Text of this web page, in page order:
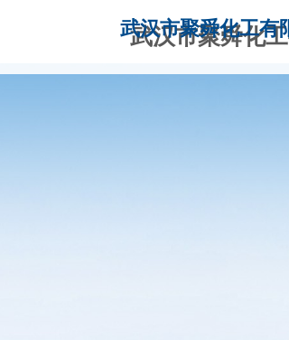
武汉市聚舜化
武汉市聚舜化工有